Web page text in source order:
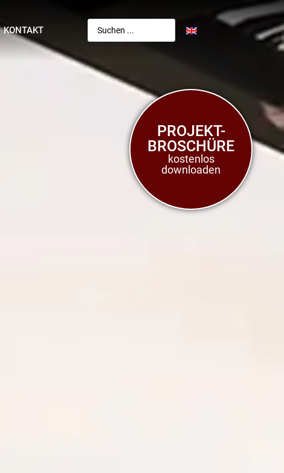
KONTAKT
PROJEKT-
BROSCHÜRE
kostenlos
downloaden